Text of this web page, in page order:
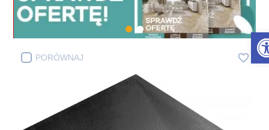
PORÓWNAJ